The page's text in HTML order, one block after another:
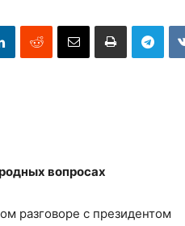
вопросах
разговоре с президентом